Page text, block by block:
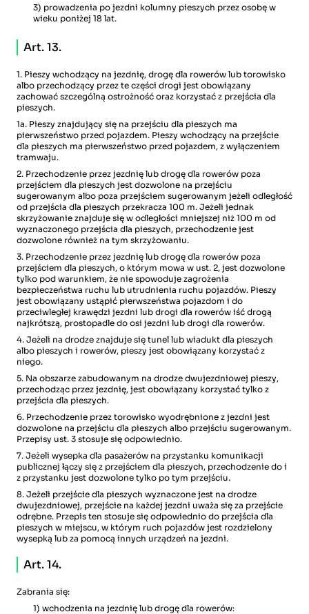
3) prowadzenia po jezdni kolumny pieszych przez osobę w
wieku poniżej 18 lat.
Art. 13.
1. Pieszy wchodzący na jezdnię, drogę dla rowerów lub torowisko
albo przechodzący przez te części drogi jest obowiązany
zachować szczególną ostrożność oraz korzystać z przejścia dla
pieszych.
1a. Pieszy znajdujący się na przejściu dla pieszych ma
pierwszeństwo przed pojazdem. Pieszy wchodzący na przejście
dla pieszych ma pierwszeństwo przed pojazdem, z wyłączeniem
tramwaju.
2. Przechodzenie przez jezdnię lub drogę dla rowerów poza
przejściem dla pieszych jest dozwolone na przejściu
sugerowanym albo poza przejściem sugerowanym jeżeli odległość
od przejścia dla pieszych przekracza 100 m. Jeżeli jednak
skrzyżowanie znajduje się w odległości mniejszej niż 100 m od
wyznaczonego przejścia dla pieszych, przechodzenie jest
dozwolone również na tym skrzyżowaniu.
3. Przechodzenie przez jezdnię lub drogę dla rowerów poza
przejściem dla pieszych, o którym mowa w ust. 2, jest dozwolone
tylko pod warunkiem, że nie spowoduje zagrożenia
bezpieczeństwa ruchu lub utrudnienia ruchu pojazdów. Pieszy
jest obowiązany ustąpić pierwszeństwa pojazdom i do
przeciwległej krawędzi jezdni lub drogi dla rowerów iść drogą
najkrótszą, prostopadle do osi jezdni lub drogi dla rowerów.
4. Jeżeli na drodze znajduje się tunel lub wiadukt dla pieszych
albo pieszych i rowerów, pieszy jest obowiązany korzystać z
niego.
5. Na obszarze zabudowanym na drodze dwujezdniowej pieszy,
przechodząc przez jezdnię, jest obowiązany korzystać tylko z
przejścia dla pieszych.
6. Przechodzenie przez torowisko wyodrębnione z jezdni jest
dozwolone na przejściu dla pieszych albo przejściu sugerowanym.
Przepisy ust. 3 stosuje się odpowiednio.
7. Jeżeli wysepka dla pasażerów na przystanku komunikacji
publicznej łączy się z przejściem dla pieszych, przechodzenie do i
z przystanku jest dozwolone tylko po tym przejściu.
8. Jeżeli przejście dla pieszych wyznaczone jest na drodze
dwujezdniowej, przejście na każdej jezdni uważa się za przejście
odrębne. Przepis ten stosuje się odpowiednio do przejścia dla
pieszych w miejscu, w którym ruch pojazdów jest rozdzielony
wysepką lub za pomocą innych urządzeń na jezdni.
Art. 14.
Zabrania się:
1) wchodzenia na jezdnię lub drogę dla rowerów: